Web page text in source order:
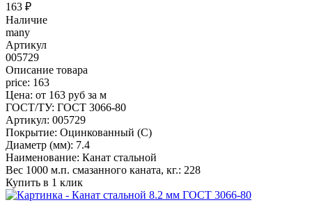
163 ₽
Наличие
many
Артикул
005729
Описание товара
price: 163
Цена: от 163 руб за м
ГОСТ/ТУ: ГОСТ 3066-80
Артикул: 005729
Покрытие: Оцинкованный (С)
Диаметр (мм): 7.4
Наименование: Канат стальной
Вес 1000 м.п. смазанного каната, кг.: 228
Купить в 1 клик